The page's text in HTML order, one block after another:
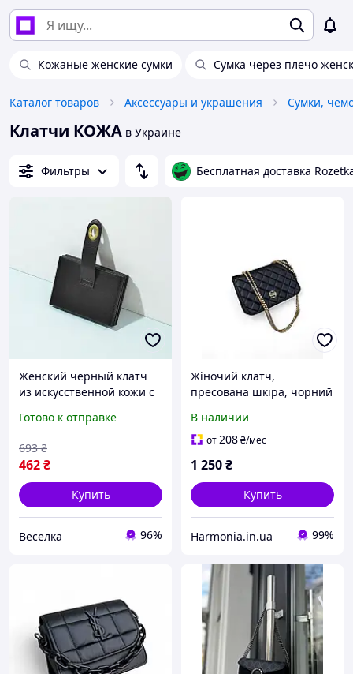
Кожаные женские сумки Сумка через плечо
Каталог товаров Аксессуары и украшения Сумки,
Клатчи КОЖА в Украине
Фильтры Бесплатная доставка
Женский черный клатч
из искусственной кожи с
наличных повседневный
FLAME
Готово к отправке
462₴
693 ₴
Купить
Веселка 96%
Жіночий клатч,
пресована шкіра, чорний
20x14 см
В наличии
от208₴/мес
1 250₴
Купить
Harmonia.in.ua 99%